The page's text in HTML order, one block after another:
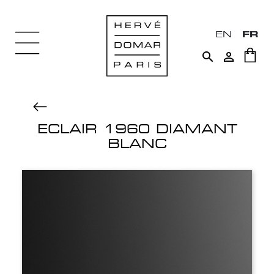
EN FR
 
ECLAIR 1960 DIAMANT
BLANC